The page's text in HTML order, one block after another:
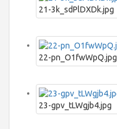
21-3k_sdPlDXDk.jpg
22-pn_O1fwWpQ.jpg
23-gpv_tLWgjb4.jpg